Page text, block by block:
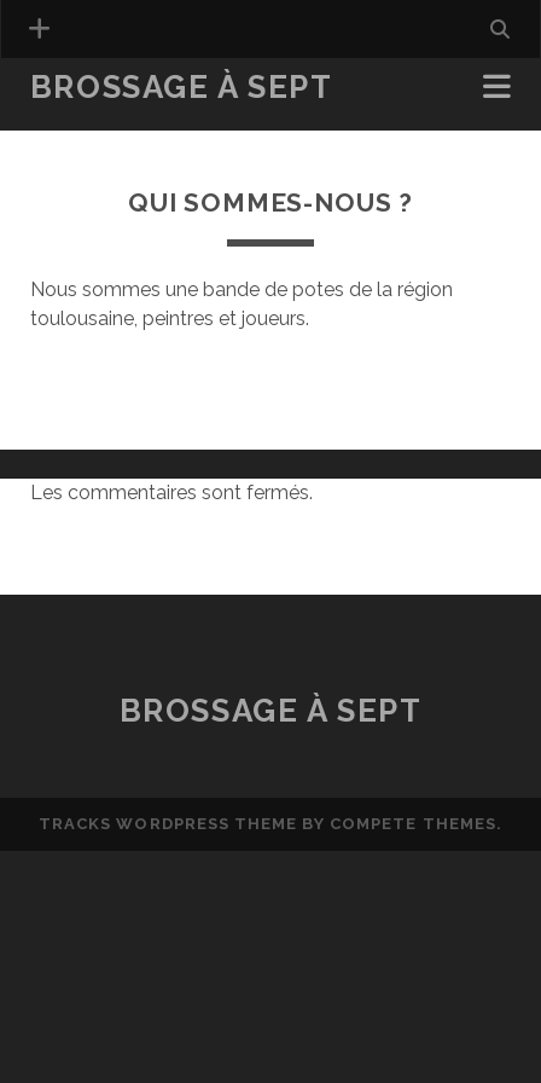
BROSSAGE À SEPT
QUI SOMMES-NOUS ?
Nous sommes une bande de potes de la région
toulousaine, peintres et joueurs.
Les commentaires sont fermés.
BROSSAGE À SEPT
TRACKS WORDPRESS THEME BY COMPETE THEMES.